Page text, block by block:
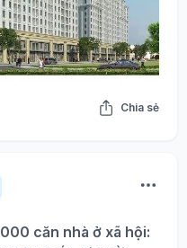
Chia sẻ
căn nhà ở xã hội: